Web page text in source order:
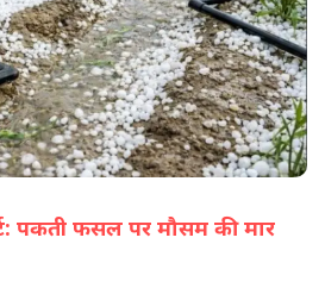
पकती फसल पर मौसम की मार